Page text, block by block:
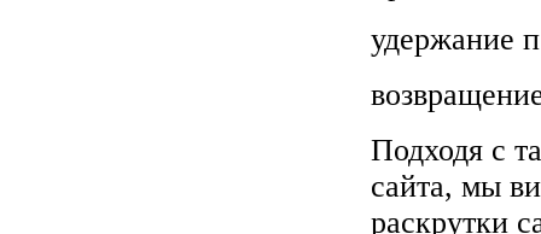
удержание
Подходя с
сайта, мы
раскрутки